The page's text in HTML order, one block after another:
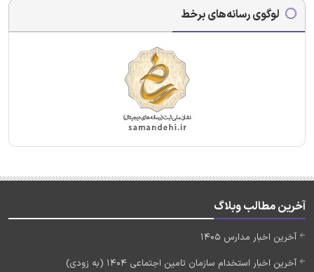
لوگوی رسانه‌های برخط
آخرین مطالب وبلاگ
آخرین اخبار مدارس 1405
آخرین اخبار استخدام سازمان تامین اجتماعی 1404 (به زودی)